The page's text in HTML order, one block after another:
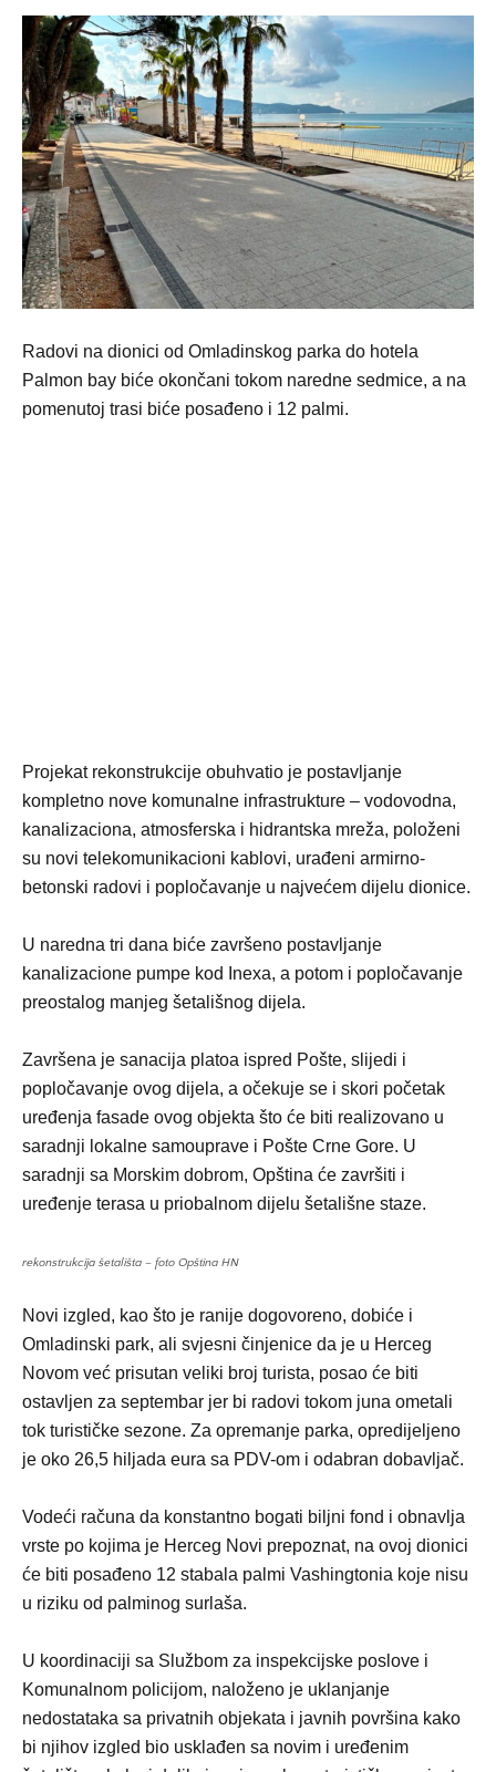
Radovi na dionici od Omladinskog parka do hotela
Palmon bay biće okončani tokom naredne sedmice, a na
pomenutoj trasi biće posađeno i 12 palmi.
Projekat rekonstrukcije obuhvatio je postavljanje
kompletno nove komunalne infrastrukture – vodovodna,
kanalizaciona, atmosferska i hidrantska mreža, položeni
su novi telekomunikacioni kablovi, urađeni armirno-
betonski radovi i popločavanje u najvećem dijelu dionice.
U naredna tri dana biće završeno postavljanje
kanalizacione pumpe kod Inexa, a potom i popločavanje
preostalog manjeg šetališnog dijela.
Završena je sanacija platoa ispred Pošte, slijedi i
popločavanje ovog dijela, a očekuje se i skori početak
uređenja fasade ovog objekta što će biti realizovano u
saradnji lokalne samouprave i Pošte Crne Gore. U
saradnji sa Morskim dobrom, Opština će završiti i
uređenje terasa u priobalnom dijelu šetališne staze.
rekonstrukcija šetališta – foto Opština HN
Novi izgled, kao što je ranije dogovoreno, dobiće i
Omladinski park, ali svjesni činjenice da je u Herceg
Novom već prisutan veliki broj turista, posao će biti
ostavljen za septembar jer bi radovi tokom juna ometali
tok turističke sezone. Za opremanje parka, opredijeljeno
je oko 26,5 hiljada eura sa PDV-om i odabran dobavljač.
Vodeći računa da konstantno bogati biljni fond i obnavlja
vrste po kojima je Herceg Novi prepoznat, na ovoj dionici
će biti posađeno 12 stabala palmi Vashingtonia koje nisu
u riziku od palminog surlaša.
U koordinaciji sa Službom za inspekcijske poslove i
Komunalnom policijom, naloženo je uklanjanje
nedostataka sa privatnih objekata i javnih površina kako
bi njihov izgled bio usklađen sa novim i uređenim